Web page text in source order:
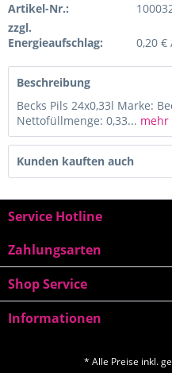
Artikel-Nr.:
zzgl.
Energieaufschlag:
0,20 €
Beschreibung
Becks Pils 24x0,33l Marke:
Nettofüllmenge: 0,33... mehr
Kunden kauften auch
Service Hotline
Zahlungsarten
Shop Service
Informationen
* Alle Preise inkl.